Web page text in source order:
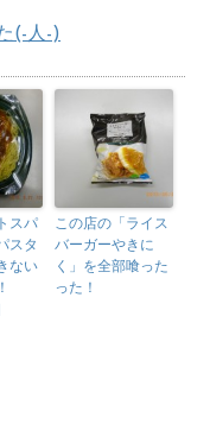
(-人-)
スパ
スタ
ない
この店の「ライス
バーガーやきに
く」を全部喰った
った！